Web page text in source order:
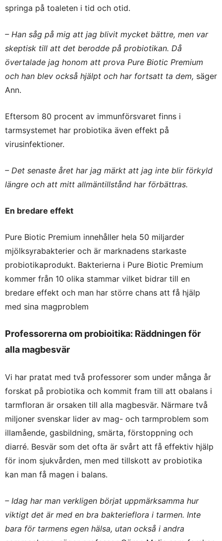
springa på toaleten i tid och otid.
– Han såg på mig att jag blivit mycket bättre, men var
skeptisk till att det berodde på probiotikan. Då
övertalade jag honom att prova Pure Biotic Premium
och han blev också hjälpt och har fortsatt ta dem, säger
Ann.
Eftersom 80 procent av immunförsvaret finns i
tarmsystemet har probiotika även effekt på
virusinfektioner.
– Det senaste året har jag märkt att jag inte blir förkyld
längre och att mitt allmäntillstånd har förbättras.
En bredare effekt
Pure Biotic Premium innehåller hela 50 miljarder
mjölksyrabakterier och är marknadens starkaste
probiotikaprodukt. Bakterierna i Pure Biotic Premium
kommer från 10 olika stammar vilket bidrar till en
bredare effekt och man har större chans att få hjälp
med sina magproblem
Professorerna om probioitika: Räddningen för
alla magbesvär
Vi har pratat med två professorer som under många år
forskat på probiotika och kommit fram till att obalans i
tarmfloran är orsaken till alla magbesvär. Närmare två
miljoner svenskar lider av mag- och tarmproblem som
illamående, gasbildning, smärta, förstoppning och
diarré. Besvär som det ofta är svårt att få effektiv hjälp
för inom sjukvården, men med tillskott av probiotika
kan man få magen i balans.
– Idag har man verkligen börjat uppmärksamma hur
viktigt det är med en bra bakterieflora i tarmen. Inte
bara för tarmens egen hälsa, utan också i andra